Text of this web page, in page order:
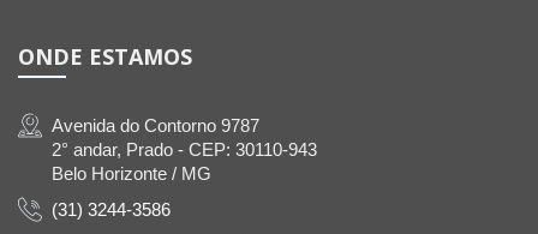
ONDE ESTAMOS
Avenida do Contorno 9787
2° andar, Prado - CEP: 30110-943
Belo Horizonte / MG
(31) 3244-3586